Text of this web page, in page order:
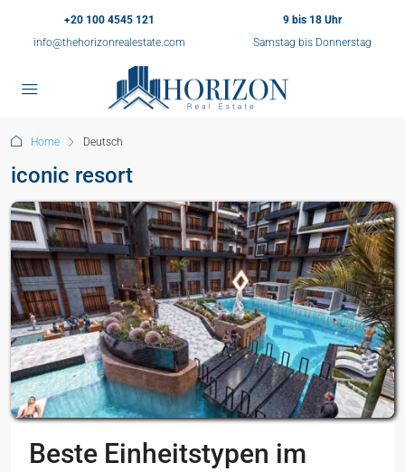
+20 100 4545 121
info@thehorizonrealestate.com
9 bis 18 Uhr
Samstag bis Donnerstag
Home Deutsch
iconic resort
Beste Einheitstypen im